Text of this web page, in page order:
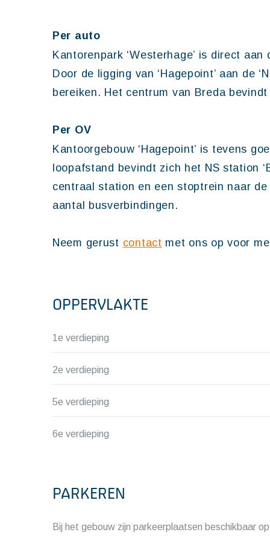
Per auto
Kantorenpark ‘Westerhage’ is direct
Door de ligging van ‘Hagepoint’ aan de
bereiken. Het centrum van Breda
Per OV
Kantoorgebouw ‘Hagepoint’ is tevens
loopafstand bevindt zich het NS station
centraal station en een stoptrein naar
aantal busverbindingen.
Neem gerust contact met ons op voor
OPPERVLAKTE
1e verdieping
2e verdieping
5e verdieping
6e verdieping
PARKEREN
Bij het gebouw zijn parkeerplaatsen beschikbaar